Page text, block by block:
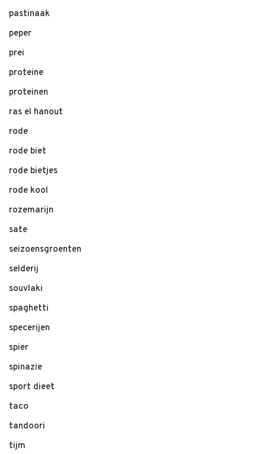
pastinaak
peper
prei
proteine
proteinen
ras el hanout
rode
rode biet
rode bietjes
rode kool
rozemarijn
sate
seizoensgroenten
selderij
souvlaki
spaghetti
specerijen
spier
spinazie
sport dieet
taco
tandoori
tijm